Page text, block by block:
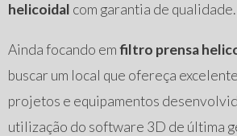
helicoidal com garantia de qualidade.
Ainda focando emfiltro prensa
buscar um local que ofereça
projetos e equipamentos
utilização do software 3D de última